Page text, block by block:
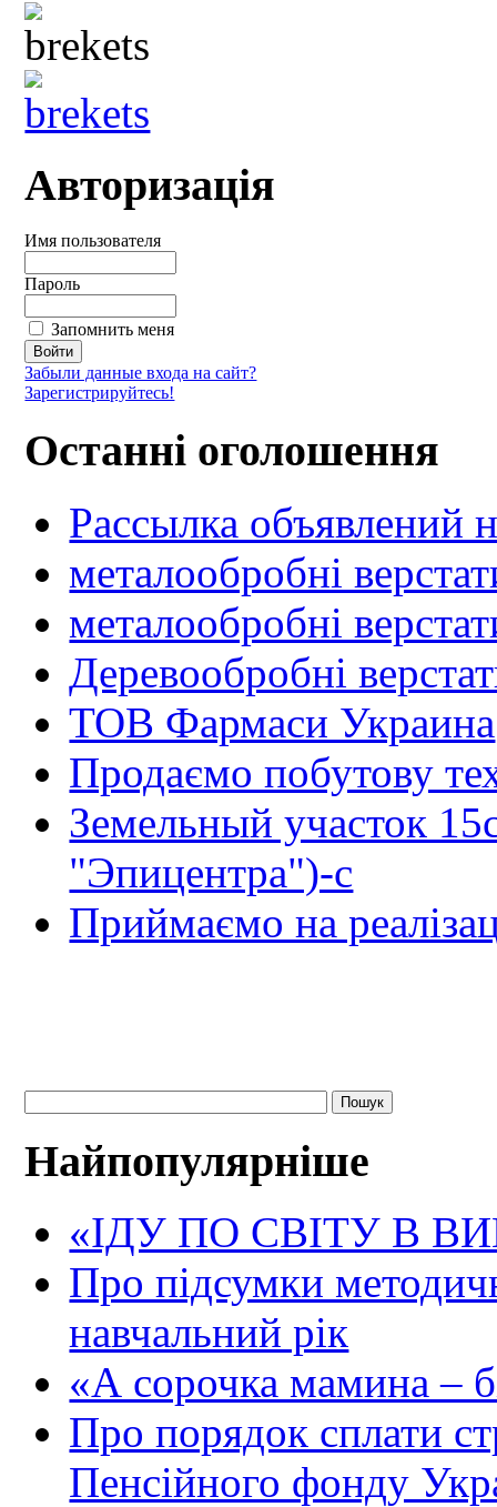
Авторизація
Имя пользователя
Пароль
Запомнить меня
Забыли данные входа на сайт?
Зарегистрируйтесь!
Останні оголошення
Рассылка объявлений
металообробні
металообробні
Деревообробні
ТОВ Фармаси Украина
Продаємо побутову
Земельный участок
"Эпицентра")-с
Приймаємо на
Найпопулярніше
«ІДУ ПО СВІТУ В
Про підсумки
навчальний рік
«А сорочка мамина –
Про порядок сплати
Пенсійного фонду